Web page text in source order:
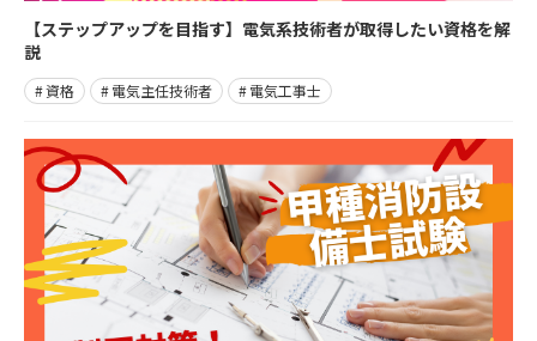
【ステップアップを目指す】電気系技術者が取得したい資格を解
説
資格 電気主任技術者 電気工事士